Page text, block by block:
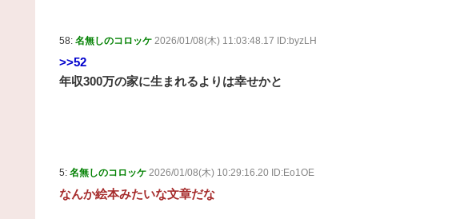
58: 名無しのコロッケ 2026/01/08(木) 11:03:48.17 ID:byzLH
>>52
年収300万の家に生まれるよりは幸せかと
5: 名無しのコロッケ 2026/01/08(木) 10:29:16.20 ID:Eo1OE
なんか絵本みたいな文章だな